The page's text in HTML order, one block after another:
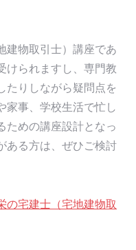
建物取引士）講座であ
けられますし、専門教
たりしながら疑問点を
家事、学校生活で忙し
ための講座設計となっ
ある方は、ぜひご検討
の宅建士（宅地建物取